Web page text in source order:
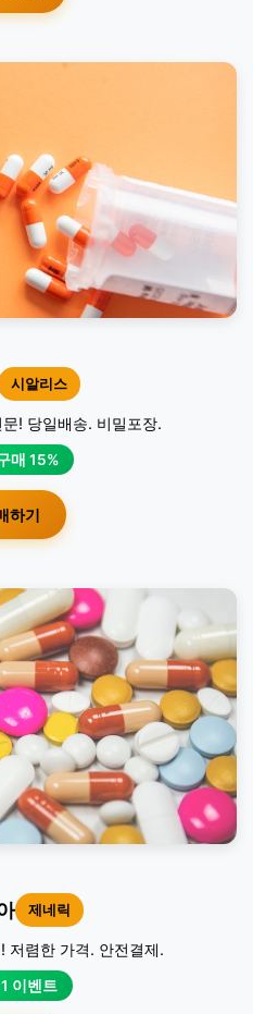
시알리스
! 당일배송. 비밀포장.
매 15%
하기
제네릭
저렴한 가격. 안전결제.
이벤트